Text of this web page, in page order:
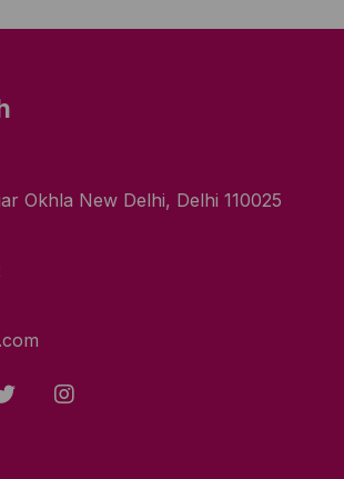
Okhla New Delhi, Delhi 110025